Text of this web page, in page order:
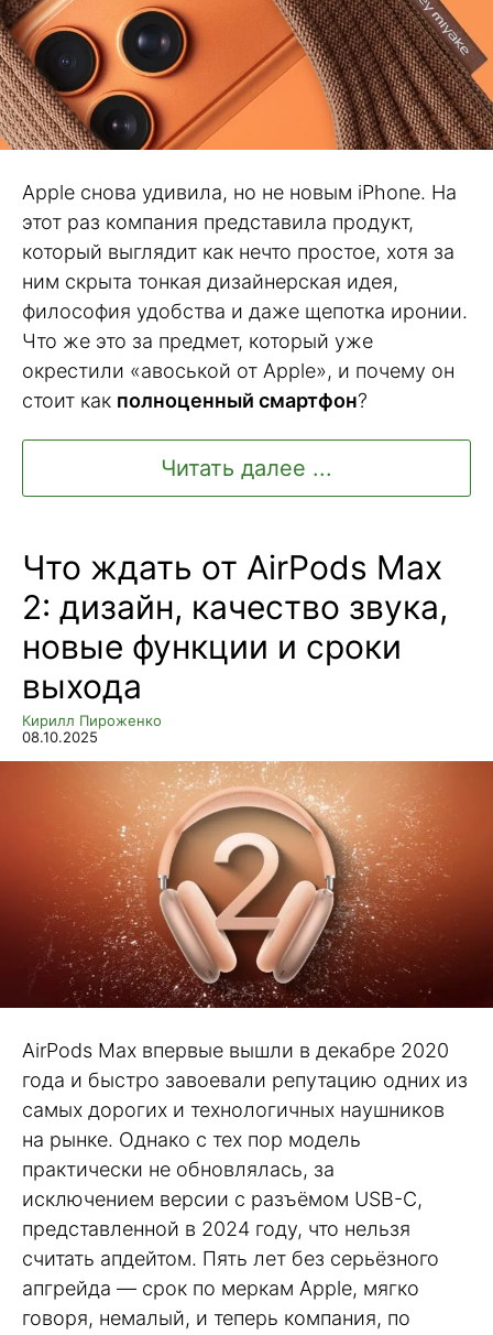
Apple снова удивила, но не новым iPhone. На
этот раз компания представила продукт,
который выглядит как нечто простое, хотя за
ним скрыта тонкая дизайнерская идея,
философия удобства и даже щепотка иронии.
Что же это за предмет, который уже
окрестили «авоськой от Apple», и почему он
стоит как полноценный смартфон?
Читать далее ...
Что ждать от AirPods Max
2: дизайн, качество звука,
новые функции и сроки
выхода
Кирилл Пироженко
08.10.2025
AirPods Max впервые вышли в декабре 2020
года и быстро завоевали репутацию одних из
самых дорогих и технологичных наушников
на рынке. Однако с тех пор модель
практически не обновлялась, за
исключением версии с разъёмом USB-C,
представленной в 2024 году, что нельзя
считать апдейтом. Пять лет без серьёзного
апгрейда — срок по меркам Apple, мягко
говоря, немалый, и теперь компания, по